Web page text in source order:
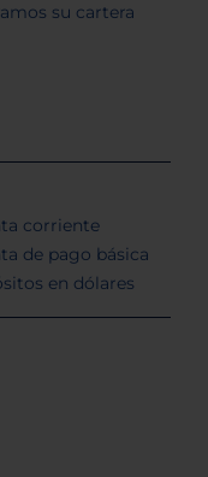
su cartera
corriente
de pago básica
en dólares